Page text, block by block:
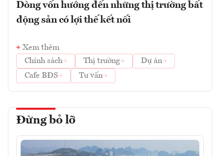
Dòng vốn hướng đến những thị trường bất
động sản có lợi thế kết nối
Xem thêm
Chính sách
Thị trường
Dự án
Cafe BĐS
Tư vấn
Đừng bỏ lỡ